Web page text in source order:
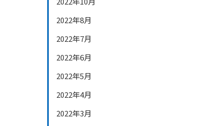
2022年8月
2022年7月
2022年6月
2022年5月
2022年4月
2022年3月